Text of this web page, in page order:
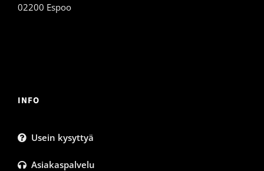
02200 Espoo
INFO
Usein kysyttyä
Asiakaspalvelu